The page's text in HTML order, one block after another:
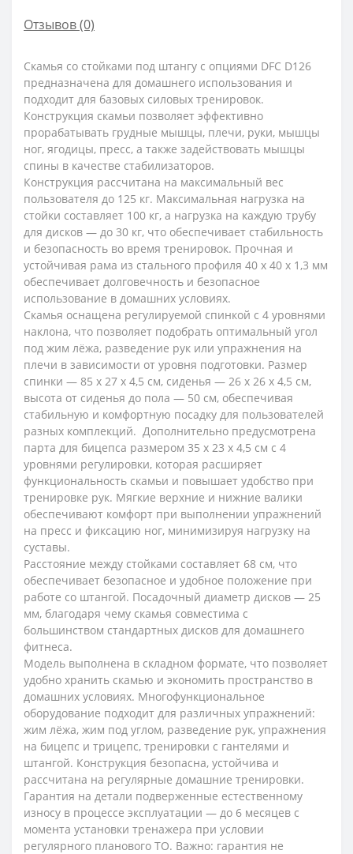
Отзывов (0)
Скамья со стойками под штангу с опциями DFC D126
предназначена для домашнего использования и
подходит для базовых силовых тренировок.
Конструкция скамьи позволяет эффективно
прорабатывать грудные мышцы, плечи, руки, мышцы
ног, ягодицы, пресс, а также задействовать мышцы
спины в качестве стабилизаторов.
Конструкция рассчитана на максимальный вес
пользователя до 125 кг. Максимальная нагрузка на
стойки составляет 100 кг, а нагрузка на каждую трубу
для дисков — до 30 кг, что обеспечивает стабильность
и безопасность во время тренировок. Прочная и
устойчивая рама из стального профиля 40 х 40 х 1,3 мм
обеспечивает долговечность и безопасное
использование в домашних условиях.
Скамья оснащена регулируемой спинкой с 4 уровнями
наклона, что позволяет подобрать оптимальный угол
под жим лёжа, разведение рук или упражнения на
плечи в зависимости от уровня подготовки. Размер
спинки — 85 х 27 х 4,5 см, сиденья — 26 х 26 х 4,5 см,
высота от сиденья до пола — 50 см, обеспечивая
стабильную и комфортную посадку для пользователей
разных комплекций. Дополнительно предусмотрена
партa для бицепса размером 35 х 23 х 4,5 см с 4
уровнями регулировки, которая расширяет
функциональность скамьи и повышает удобство при
тренировке рук. Мягкие верхние и нижние валики
обеспечивают комфорт при выполнении упражнений
на пресс и фиксацию ног, минимизируя нагрузку на
суставы.
Расстояние между стойками составляет 68 см, что
обеспечивает безопасное и удобное положение при
работе со штангой. Посадочный диаметр дисков — 25
мм, благодаря чему скамья совместима с
большинством стандартных дисков для домашнего
фитнеса.
Модель выполнена в складном формате, что позволяет
удобно хранить скамью и экономить пространство в
домашних условиях. Многофункциональное
оборудование подходит для различных упражнений:
жим лёжа, жим под углом, разведение рук, упражнения
на бицепс и трицепс, тренировки с гантелями и
штангой. Конструкция безопасна, устойчива и
рассчитана на регулярные домашние тренировки.
Гарантия на детали подверженные естественному
износу в процессе эксплуатации — до 6 месяцев с
момента установки тренажера при условии
регулярного планового ТО. Важно: гарантия не